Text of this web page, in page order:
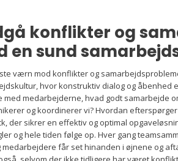
konflikter og
en sund
værn mod konflikter og
hvor konstruktiv dialog og åbenhed
med medarbejderne, hvad godt samarbejde
og koordinerer vi? Hvordan
der sikrer en effektiv og optimal
og hele tiden følge op. Hver gang
medarbejdere får set hinanden i øjnene og